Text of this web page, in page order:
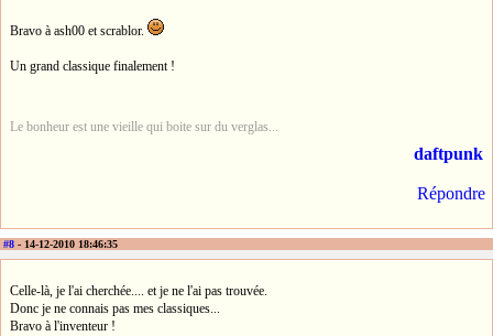
Bravo à ash00 et scrablor.
Un grand classique finalement !
Le bonheur est une vieille qui boite sur du verglas...
daftpunk
Répondre
#8 - 14-12-2010 18:46:35
Celle-là, je l'ai cherchée.... et je ne l'ai pas trouvée.
Donc je ne connais pas mes classiques...
Bravo à l'inventeur !